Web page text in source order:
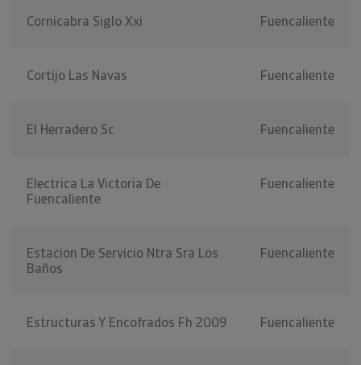
Cornicabra Siglo Xxi Fuencaliente
Cortijo Las Navas Fuencaliente
El Herradero Sc Fuencaliente
Electrica La Victoria De
Fuencaliente
Fuencaliente
Estacion De Servicio Ntra Sra Los
Baños
Fuencaliente
Estructuras Y Encofrados Fh 2009 Fuencaliente